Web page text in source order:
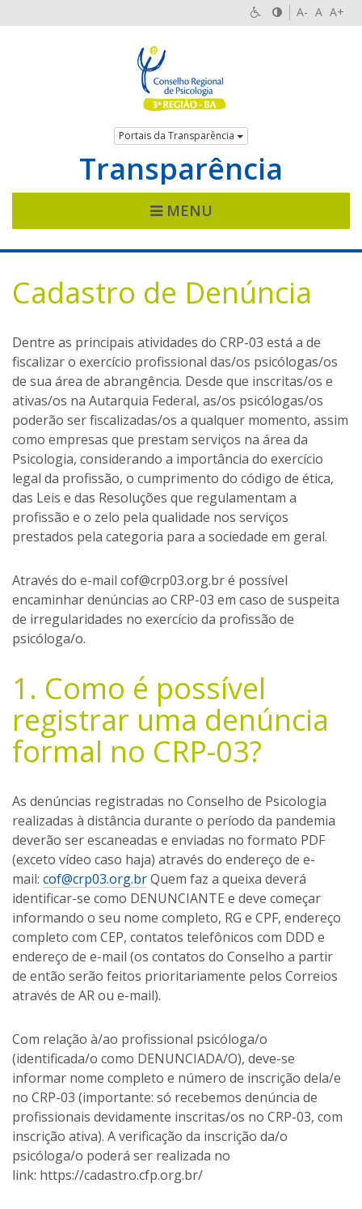
A- A A+
Portais da Transparência
Transparência
MENU
Cadastro de Denúncia
Dentre as principais atividades do CRP-03 está a de
fiscalizar o exercício profissional das/os psicólogas/os
de sua área de abrangência. Desde que inscritas/os e
ativas/os na Autarquia Federal, as/os psicólogas/os
poderão ser fiscalizadas/os a qualquer momento, assim
como empresas que prestam serviços na área da
Psicologia, considerando a importância do exercício
legal da profissão, o cumprimento do código de ética,
das Leis e das Resoluções que regulamentam a
profissão e o zelo pela qualidade nos serviços
prestados pela categoria para a sociedade em geral.
Através do e-mail cof@crp03.org.br é possível
encaminhar denúncias ao CRP-03 em caso de suspeita
de irregularidades no exercício da profissão de
psicóloga/o.
1. Como é possível
registrar uma denúncia
formal no CRP-03?
As denúncias registradas no Conselho de Psicologia
realizadas à distância durante o período da pandemia
deverão ser escaneadas e enviadas no formato PDF
(exceto vídeo caso haja) através do endereço de e-
mail: cof@crp03.org.brQuem faz a queixa deverá
identificar-se como DENUNCIANTE e deve começar
informando o seu nome completo, RG e CPF, endereço
completo com CEP, contatos telefônicos com DDD e
endereço de e-mail (os contatos do Conselho a partir
de então serão feitos prioritariamente pelos Correios
através de AR ou e-mail).
Com relação à/ao profissional psicóloga/o
(identificada/o como DENUNCIADA/O), deve-se
informar nome completo e número de inscrição dela/e
no CRP-03 (importante: só recebemos denúncia de
profissionais devidamente inscritas/os no CRP-03, com
inscrição ativa). A verificação da inscrição da/o
psicóloga/o poderá ser realizada no
link: https://cadastro.cfp.org.br/